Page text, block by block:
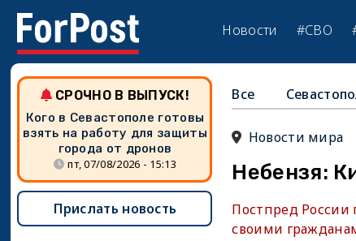
Новости #СВО
Все
Новости мира
Небензя:
Постпред России
своими
СРОЧНО В ВЫПУСК!
Кого в Севастополе готовы
взять на работу для защиты
города от дронов
пт, 07/08/2026 - 15:13
Прислать новость